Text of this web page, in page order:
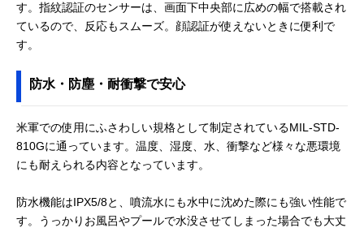
す。指紋認証のセンサーは、画面下中央部に広めの幅で搭載され
ているので、反応もスムーズ。顔認証が使えないときに便利で
す。
防水・防塵・耐衝撃で安心
米軍での使用にふさわしい規格として制定されているMIL-STD-
810Gに通っています。温度、湿度、水、衝撃など様々な悪環境
にも耐えられる内容となっています。
防水機能はIPX5/8と、噴流水にも水中に沈めた際にも強い性能で
す。うっかりお風呂やプールで水没させてしまった場合でも大丈